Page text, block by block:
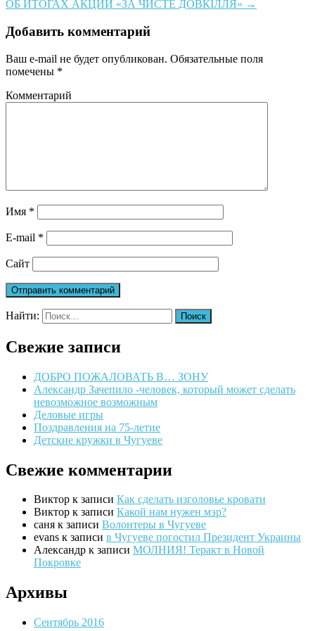
ОБ ИТОГАХ АКЦИИ «ЗА ЧИСТЕ ДОВКІЛЛЯ» →
Добавить комментарий
Ваш e-mail не будет опубликован. Обязательные поля
помечены *
Комментарий
Имя *
E-mail *
Сайт
Найти:
Свежие записи
ДОБРО ПОЖАЛОВАТЬ В… ЗОНУ
Александр Зачепило -человек, который может сделать
невозможное возможным
Деловые игры
Поздравления на 75-летие
Детские кружки в Чугуеве
Свежие комментарии
Виктор к записи Как сделать изголовье кровати
Виктор к записи Какой нам нужен мэр?
саня к записи Волонтеры в Чугуеве
evans к записи в Чугуеве погостил Президент Украины
Александр к записи МОЛНИЯ! Теракт в Новой
Покровке
Архивы
Сентябрь 2016